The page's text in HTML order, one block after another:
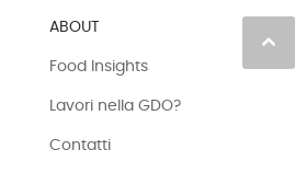
keyboard_arrow_up
ABOUT
Food Insights
Lavori nella GDO?
Contatti